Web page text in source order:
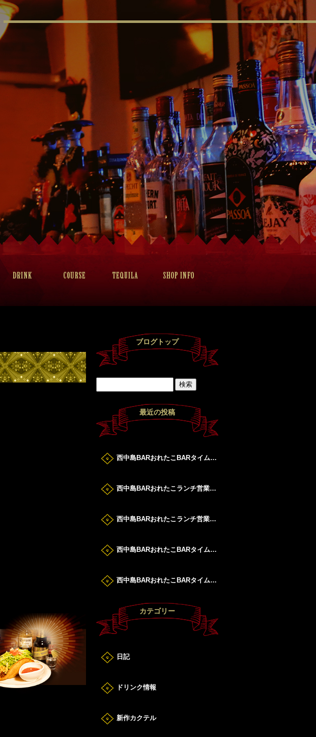
ブログトップ
最近の投稿
西中島BARおれたこBARタイムすたーと！
西中島BARおれたこランチ営業DAY！
西中島BARおれたこランチ営業DAY！
西中島BARおれたこBARタイムすたーと！
西中島BARおれたこBARタイムすたーと！
カテゴリー
日記
ドリンク情報
新作カクテル